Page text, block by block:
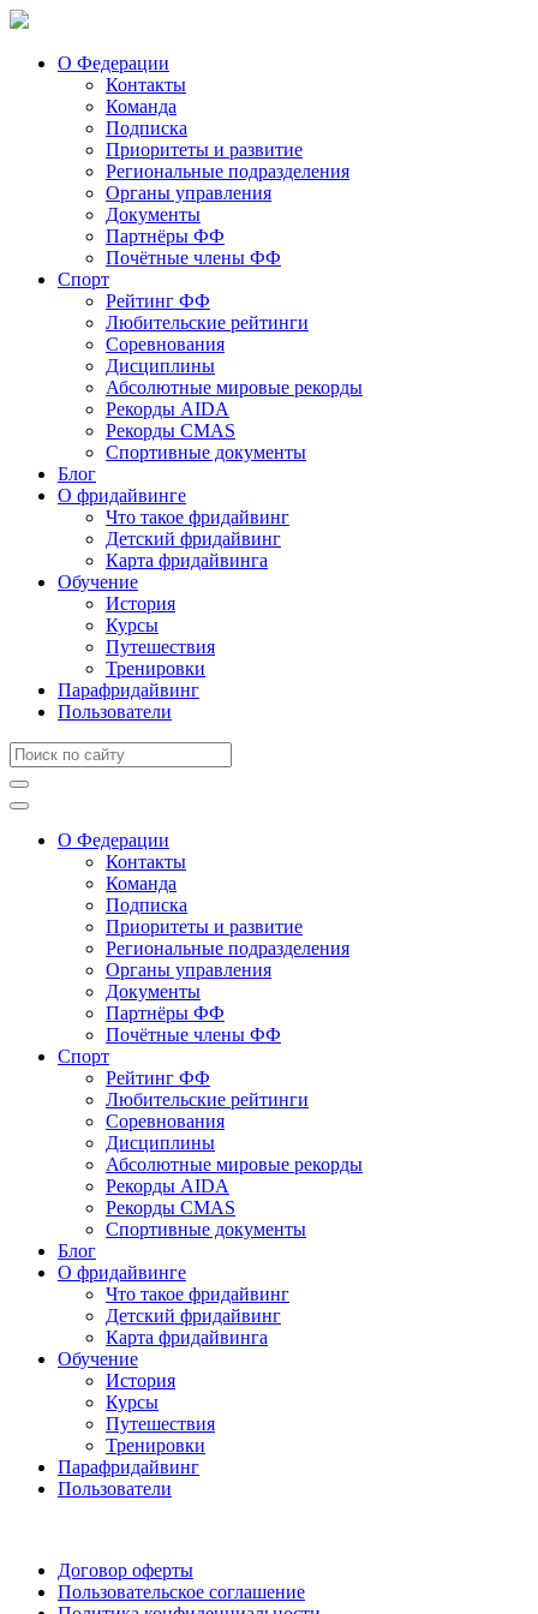
О Федерации
Контакты
Команда
Подписка
Приоритеты и развитие
Региональные подразделения
Органы управления
Документы
Партнёры ФФ
Почётные члены ФФ
Спорт
Рейтинг ФФ
Любительские рейтинги
Соревнования
Дисциплины
Абсолютные мировые рекорды
Рекорды AIDA
Рекорды CMAS
Спортивные документы
Блог
О фридайвинге
Что такое фридайвинг
Детский фридайвинг
Карта фридайвинга
Обучение
История
Курсы
Путешествия
Тренировки
Парафридайвинг
Пользователи
О Федерации
Контакты
Команда
Подписка
Приоритеты и развитие
Региональные подразделения
Органы управления
Документы
Партнёры ФФ
Почётные члены ФФ
Спорт
Рейтинг ФФ
Любительские рейтинги
Соревнования
Дисциплины
Абсолютные мировые рекорды
Рекорды AIDA
Рекорды CMAS
Спортивные документы
Блог
О фридайвинге
Что такое фридайвинг
Детский фридайвинг
Карта фридайвинга
Обучение
История
Курсы
Путешествия
Тренировки
Парафридайвинг
Пользователи
Договор оферты
Пользовательское соглашение